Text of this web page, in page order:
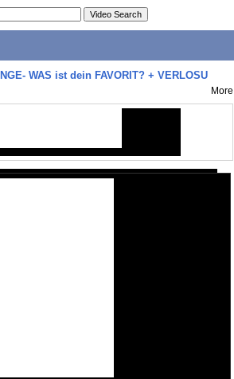
WAS ist dein FAVORIT? + VERLOSU
More